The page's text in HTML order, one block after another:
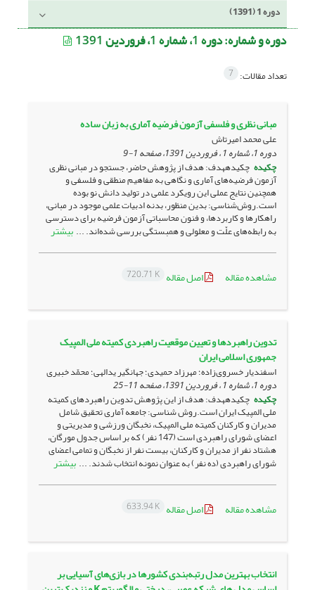
دوره 1 (1391)
دوره و شماره:دوره 1، شماره 1، فروردین 1391
تعداد مقالات: 7
مبانی نظری و فلسفی آزمون فرضیه آماری به زبان ساده
علی محمد امیرتاش
دوره 1، شماره 1 ، فروردین 1391، صفحه
1-9
چکیده چکیدههدف: هدف از پژوهش حاضر، جستجو در مبانی نظری
آزمون فرضیه‌های آماری و نگاهی به مفاهیم منطقی و فلسفی و
همچنین نتایج عملی این رویکرد علمی در تولید دانش نو بوده
است.روش‌شناسی: بدین منظور، بدنه ادبیات علمی موجود در مبانی،
راهکارها و کاربردها، و فنون محاسباتی آزمون فرضیه برای دسترسی
به رابطه‌های علّت و معلولی و همبستگی بررسی شده‌اند. ... بیشتر
مشاهده مقاله اصل مقاله 720.71 K
تدوین راهبردها و تعیین موقعیت راهبردی کمیته ملی المپیک
جمهوری اسلامی ایران
اسفندیار خسروی‌زاده؛ مهرزاد حمیدی؛ جهانگیر یدالهی؛ محمّد خبیری
دوره 1، شماره 1 ، فروردین 1391، صفحه
11-25
چکیده چکیدههدف: هدف از این پژوهش تدوین راهبردهای کمیته
ملی المپیک ایران است.روش شناسی: جامعه آماری تحقیق شامل
مدیران و کارکنان کمیته ملی المپیک، نخبگان ورزشی و مدیریتی و
اعضای شورای راهبردی است (147 نفر) که بر اساس جدول مورگان،
هشتاد نفر از مدیران و کارکنان، بیست نفر از نخبگان و تمامی اعضای
شورای راهبردی (ده نفر) به عنوان نمونه انتخاب شدند. ... بیشتر
مشاهده مقاله اصل مقاله 633.94 K
انتخاب بهترین مدل رتبه‌بندی کشورها در بازی‌های آسیایی بر